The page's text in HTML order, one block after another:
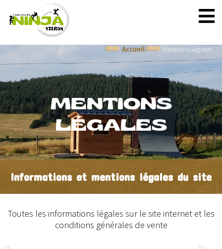
Accueil Mentions légales
MENTIONS
LÉGALES
Informations et mentions légales du site
Toutes les informations légales sur le site internet et les
conditions générales de vente